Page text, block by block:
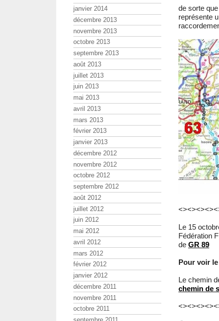
de sorte
représente
Le 15
Fédération
de GR 89
Pour voir
Le chemin
chemin de
janvier 2014
décembre 2013
novembre 2013
octobre 2013
septembre 2013
août 2013
juillet 2013
juin 2013
mai 2013
avril 2013
mars 2013
février 2013
janvier 2013
décembre 2012
novembre 2012
octobre 2012
septembre 2012
août 2012
juillet 2012
juin 2012
mai 2012
avril 2012
mars 2012
février 2012
janvier 2012
décembre 2011
novembre 2011
octobre 2011